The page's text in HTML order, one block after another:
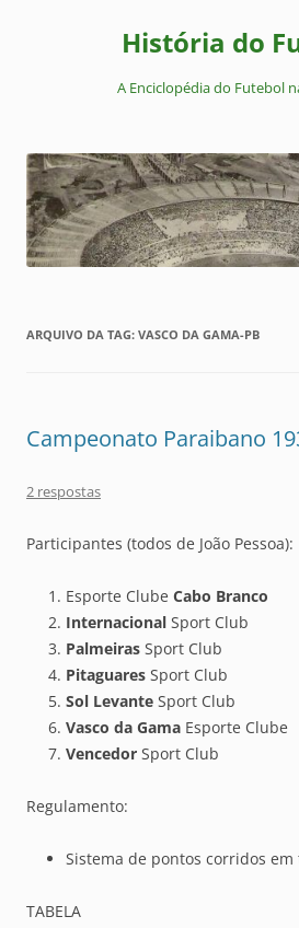
História do
A Enciclopédia do Futebol
ARQUIVO DA TAG: VASCO DA GAMA-PB
Campeonato Paraibano
2 respostas
Participantes (todos de João Pessoa):
Esporte Clube Cabo Branco
Internacional Sport Club
Palmeiras Sport Club
Pitaguares Sport Club
Sol Levante Sport Club
Vasco da Gama Esporte Clube
Vencedor Sport Club
Regulamento:
Sistema de pontos corridos
TABELA